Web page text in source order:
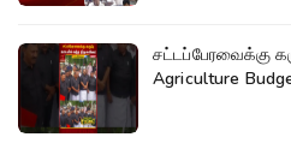
சட்டப்பேரவைக்கு
Agriculture